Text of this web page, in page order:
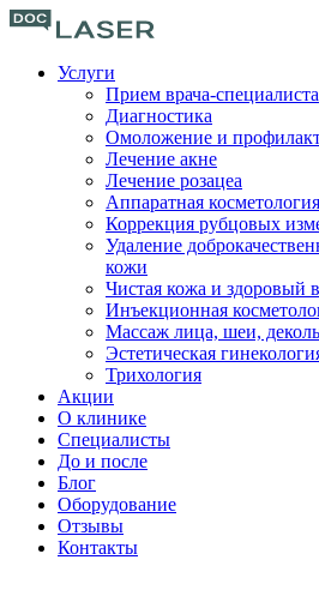
Перейти
содержимому
Услуги
Прием врача-специалиста
Диагностика
Омоложение и
Лечение акне
Лечение розацеа
Аппаратная косметология
Коррекция рубцовых
Удаление
кожи
Чистая кожа и здоровый
Инъекционная
Массаж лица, шеи,
Эстетическая
Трихология
Акции
О клинике
Специалисты
До и после
Блог
Оборудование
Отзывы
Контакты